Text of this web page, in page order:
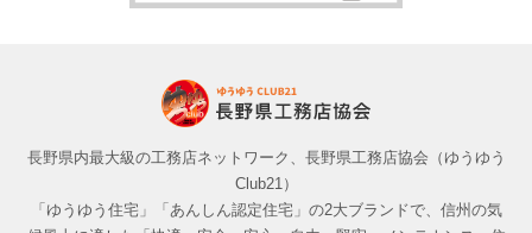
長野県内最大級の工務店ネットワーク、長野県工務店協会（ゆうゆう
Club21）
「ゆうゆう住宅」「あんしん認定住宅」の2大ブランドで、信州の気